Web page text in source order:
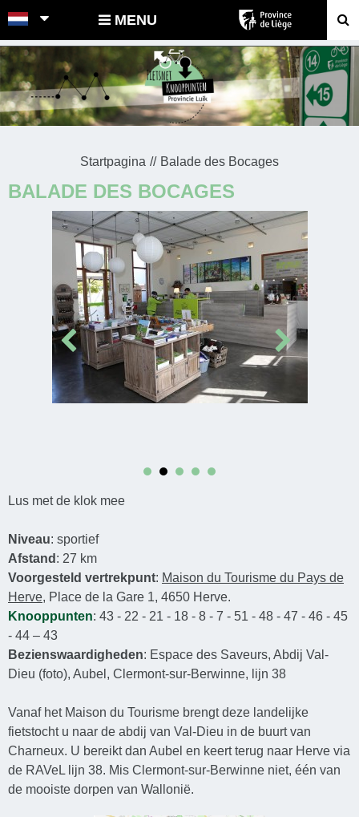
POINTS-NOEUDS MENU
Startpagina Balade des Bocages
BALADE DES BOCAGES
Prev Next
Lus met de klok mee
Niveau: sportief
Afstand : 27 km
Voorgesteld vertrekpunt: Maison du Tourisme du Pays de
Herve, Place de la Gare 1, 4650 Herve.
Knooppunten: 43 - 22 - 21 - 18 - 8 - 7 - 51 - 48 - 47 - 46 - 45
- 44 – 43
Bezienswaardigheden: Espace des Saveurs, Abdij Val-
Dieu (foto), Aubel, Clermont-sur-Berwinne, lijn 38
Vanaf het Maison du Tourisme brengt deze landelijke
fietstocht u naar de abdij van Val-Dieu in de buurt van
Charneux. U bereikt dan Aubel en keert terug naar Herve via
de RAVeL lijn 38. Mis Clermont-sur-Berwinne niet, één van
de mooiste dorpen van Wallonië.